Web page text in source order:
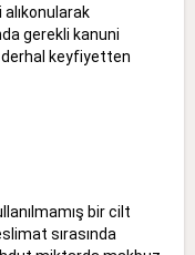
gerekli kanuni
keyfiyetten
bir cilt
sırasında